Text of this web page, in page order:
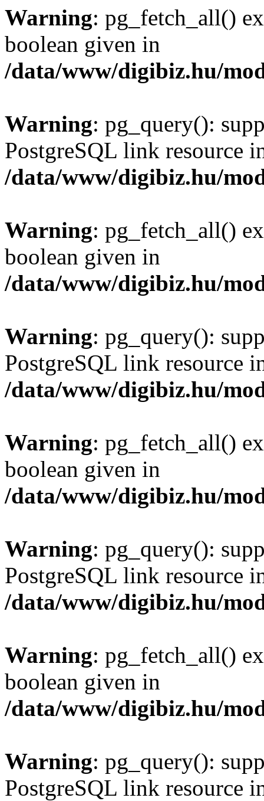
Warning: pg_fetch_all()
boolean given in
/data/www/digibiz.hu/
Warning: pg_query():
PostgreSQL link resource
/data/www/digibiz.hu/
Warning: pg_fetch_all()
boolean given in
/data/www/digibiz.hu/
Warning: pg_query():
PostgreSQL link resource
/data/www/digibiz.hu/
Warning: pg_fetch_all()
boolean given in
/data/www/digibiz.hu/
Warning: pg_query():
PostgreSQL link resource
/data/www/digibiz.hu/
Warning: pg_fetch_all()
boolean given in
/data/www/digibiz.hu/
Warning: pg_query():
PostgreSQL link resource